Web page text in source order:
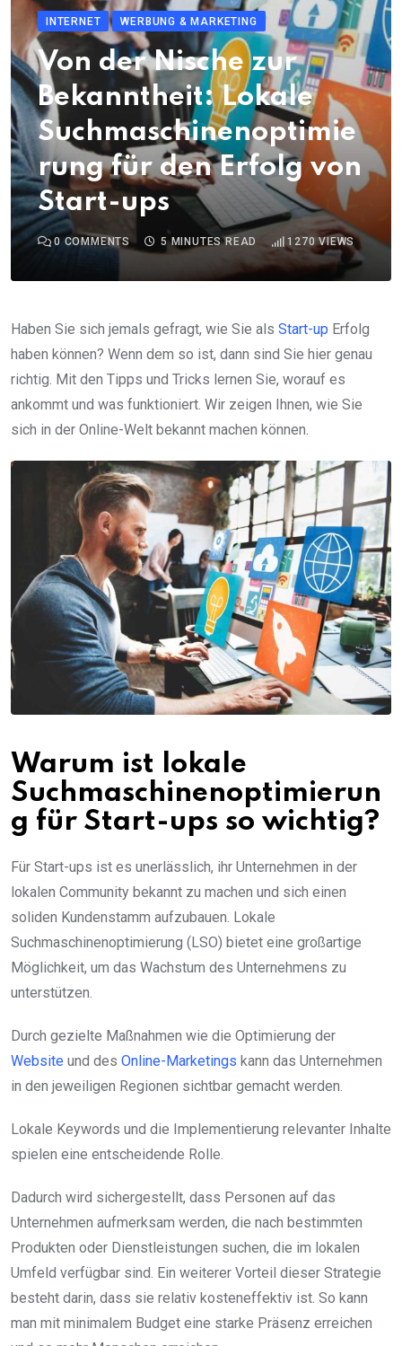
INTERNET WERBUNG & MARKETING
Von der Nische zur
Bekanntheit: Lokale
Suchmaschinenoptimie
rung für den Erfolg von
Start-ups
0 COMMENTS 5 MINUTES READ 1270VIEWS
Haben Sie sich jemals gefragt, wie Sie als Start-up Erfolg
haben können? Wenn dem so ist, dann sind Sie hier genau
richtig. Mit den Tipps und Tricks lernen Sie, worauf es
ankommt und was funktioniert. Wir zeigen Ihnen, wie Sie
sich in der Online-Welt bekannt machen können.
Warum ist lokale
Suchmaschinenoptimierun
g für Start-ups so wichtig?
Für Start-ups ist es unerlässlich, ihr Unternehmen in der
lokalen Community bekannt zu machen und sich einen
soliden Kundenstamm aufzubauen. Lokale
Suchmaschinenoptimierung (LSO) bietet eine großartige
Möglichkeit, um das Wachstum des Unternehmens zu
unterstützen.
Durch gezielte Maßnahmen wie die Optimierung der
Website und des Online-Marketings kann das Unternehmen
in den jeweiligen Regionen sichtbar gemacht werden.
Lokale Keywords und die Implementierung relevanter Inhalte
spielen eine entscheidende Rolle.
Dadurch wird sichergestellt, dass Personen auf das
Unternehmen aufmerksam werden, die nach bestimmten
Produkten oder Dienstleistungen suchen, die im lokalen
Umfeld verfügbar sind. Ein weiterer Vorteil dieser Strategie
besteht darin, dass sie relativ kosteneffektiv ist. So kann
man mit minimalem Budget eine starke Präsenz erreichen